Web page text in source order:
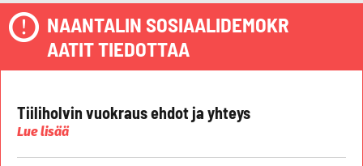
NAANTALIN SOSIAALIDEMOKR
AATIT TIEDOTTAA
Tiiliholvin vuokraus ehdot ja yhteys
Lue lisää